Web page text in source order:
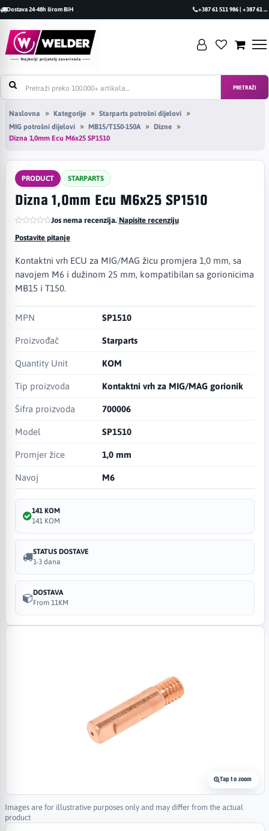
Dostava 24-48h širom BiH +387 61 511 986 | +387 61 493 470
PRETRAŽI
Naslovna Kategorije
Starparts potrošni dijelovi
MIG potrošni dijelovi
MB15/T150-150A
Dizne
Dizna 1,0mm Ecu M6x25 SP1510
Tap to zoom
Images are for illustrative purposes only and may differ from the actual
product
PRODUCT STARPARTS
Dizna 1,0mm Ecu M6x25 SP1510
Jos nema recenzija.|Napisite recenziju
Postavite pitanje
Kontaktni vrh ECU za MIG/MAG žicu promjera 1,0 mm, sa
navojem M6 i dužinom 25 mm, kompatibilan sa gorionicima
MB15 i T150.
MPN SP1510
Proizvođač Starparts
Quantity Unit KOM
Tip proizvoda Kontaktni vrh za MIG/MAG gorionik
Šifra proizvoda 700006
Model SP1510
Promjer žice 1,0 mm
Navoj M6
141 KOM
141 KOM
STATUS DOSTAVE
1-3 dana
DOSTAVA
From 11KM